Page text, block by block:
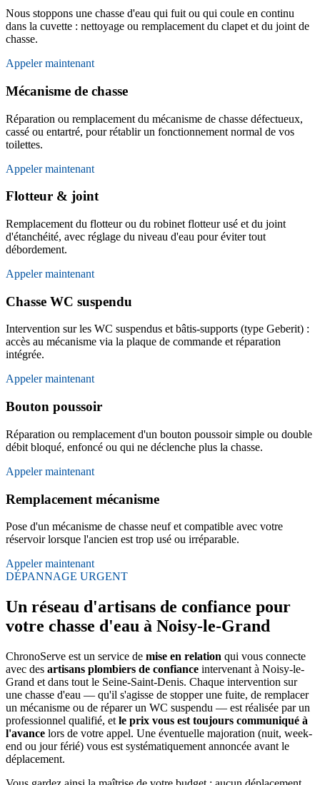
Nous stoppons une chasse d'eau qui fuit ou qui coule en continu
dans la cuvette : nettoyage ou remplacement du clapet et du joint de
chasse.
Appeler maintenant
Mécanisme de chasse
Réparation ou remplacement du mécanisme de chasse défectueux,
cassé ou entartré, pour rétablir un fonctionnement normal de vos
toilettes.
Appeler maintenant
Flotteur & joint
Remplacement du flotteur ou du robinet flotteur usé et du joint
d'étanchéité, avec réglage du niveau d'eau pour éviter tout
débordement.
Appeler maintenant
Chasse WC suspendu
Intervention sur les WC suspendus et bâtis-supports (type Geberit) :
accès au mécanisme via la plaque de commande et réparation
intégrée.
Appeler maintenant
Bouton poussoir
Réparation ou remplacement d'un bouton poussoir simple ou double
débit bloqué, enfoncé ou qui ne déclenche plus la chasse.
Appeler maintenant
Remplacement mécanisme
Pose d'un mécanisme de chasse neuf et compatible avec votre
réservoir lorsque l'ancien est trop usé ou irréparable.
Appeler maintenant
DÉPANNAGE URGENT
Un réseau d'artisans de confiance pour
votre chasse d'eau à Noisy-le-Grand
ChronoServe est un service de mise en relation qui vous connecte
avec des artisans plombiers de confiance intervenant à Noisy-le-
Grand et dans tout le Seine-Saint-Denis. Chaque intervention sur
une chasse d'eau — qu'il s'agisse de stopper une fuite, de remplacer
un mécanisme ou de réparer un WC suspendu — est réalisée par un
professionnel qualifié, et le prix vous est toujours communiqué à
l'avance lors de votre appel. Une éventuelle majoration (nuit, week-
end ou jour férié) vous est systématiquement annoncée avant le
déplacement.